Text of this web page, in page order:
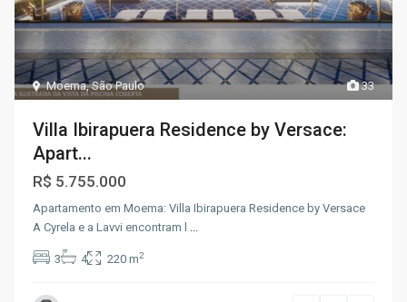
33
Moema,São Paulo
Villa Ibirapuera Residence by Versace:
Apart...
R$ 5.755.000
Apartamento em Moema: Villa Ibirapuera Residence by Versace
A Cyrela e a Lavvi encontram l ...
3 4 220 m2